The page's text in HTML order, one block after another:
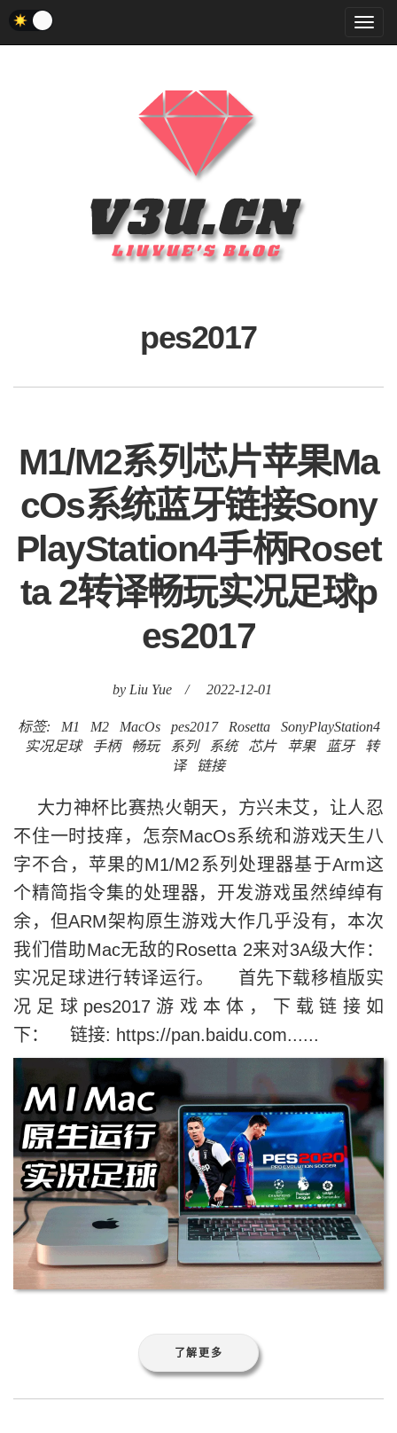
菜
单
pes2017
M1/M2系列芯片苹果Ma
cOs系统蓝牙链接Sony
PlayStation4手柄Roset
ta 2转译畅玩实况足球p
es2017
by Liu Yue / 2022-12-01
标签: M1 M2 MacOs pes2017 Rosetta
SonyPlayStation4
实况足球
手柄 畅玩 系列 系统 芯片 苹果 蓝牙
转
译
链接
大力神杯比赛热火朝天，方兴未艾，让人忍
不住一时技痒，怎奈MacOs系统和游戏天生八
字不合，苹果的M1/M2系列处理器基于Arm这
个精简指令集的处理器，开发游戏虽然绰绰有
余，但ARM架构原生游戏大作几乎没有，本次
我们借助Mac无敌的Rosetta 2来对3A级大作：
实况足球进行转译运行。 首先下载移植版实
况足球pes2017游戏本体，下载链接如
下： 链接: https://pan.baidu.com......
了解更多